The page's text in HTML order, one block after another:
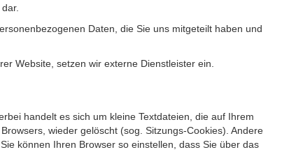
Daten, die Sie uns mitgeteilt haben und
Website, setzen wir externe Dienstleister ein.
handelt es sich um kleine Textdateien, die auf Ihrem
wieder gelöscht (sog. Sitzungs-Cookies). Andere
können Ihren Browser so einstellen, dass Sie über das